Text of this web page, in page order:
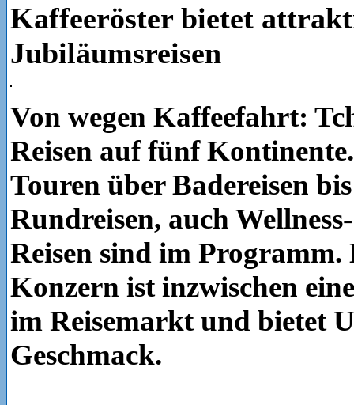
Kaffeeröster bietet
Jubiläumsreisen
Von wegen Kaffeefahrt:
Reisen auf fünf
Touren über Badereisen
Rundreisen, auch
Reisen sind im
Konzern ist inzwischen
im Reisemarkt und bietet
Geschmack.